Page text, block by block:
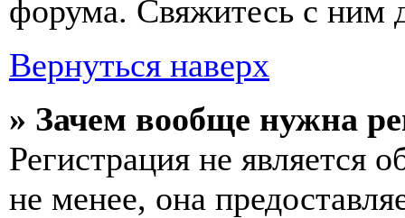
форума. Свяжитесь с ним
Вернуться наверх
» Зачем вообще нужна
Регистрация не является
не менее, она